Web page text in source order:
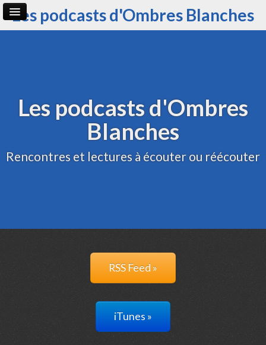
Les podcasts d'Ombres Blanches
Les podcasts d'Ombres
Blanches
Rencontres et lectures à écouter ou réécouter
RSS Feed »
iTunes »